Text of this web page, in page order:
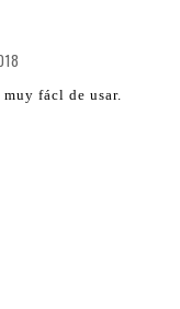
fácl de usar.